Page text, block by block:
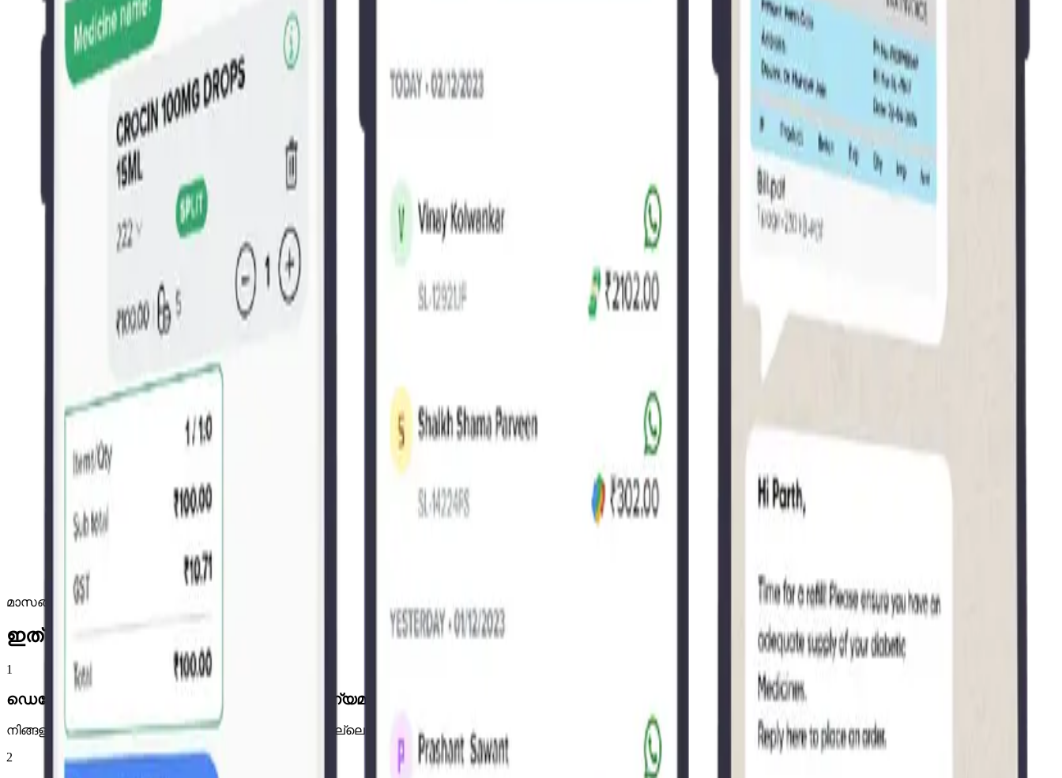
ബാർകോഡ് സ്കാനിംഗ്
ഇൻവെന്ററിക്കും വിൽപ്പനയ്ക്കും നിങ്ങളുടെ ഫോൺ ക്യാമറ ഉപയോഗിക്കുക.
ചാറ്റ്-ശൈലിയിലുള്ള ബില്ലിംഗ്
ഒരു സന്ദേശം അയയ്ക്കുന്നത്ര എളുപ്പത്തിൽ ഇൻവോയ്സുകൾ സൃഷ്ടിക്കുക.
തൽക്ഷണ ഡിജിറ്റൽ രസീതുകൾ
ഒറ്റ ടാപ്പിൽ ഉപഭോക്താക്കളുമായി ബില്ലുകൾ പങ്കിടുക.
ബഹുഭാഷാ പിന്തുണ
നിങ്ങൾക്ക് സൗകര്യപ്രദമായ ഭാഷയിൽ പ്രവർത്തിക്കുക.
ബ്രാൻഡഡ് ബില്ലുകൾ
നിങ്ങളുടെ ലോഗോയും തീമും ഉപയോഗിച്ച് ഇൻവോയ്സുകൾ ഇഷ്ടാനുസൃതമാക്കുക.
തത്സമയ ഇൻവെന്ററി
നിങ്ങളുടെ ഫോണിൽ നിന്നുപോലും സ്റ്റോക്ക് കൃത്യമായി നിലനിൽക്കുന്നു.
സുരക്ഷയ്ക്കായി നിങ്ങളുടെ ലോക്കൽ നെറ്റ്‌വർക്കിൽ പ്രവർത്തിക്കുന്നു.
മാസങ്ങളല്ല, ദിവസങ്ങൾക്കുള്ളിൽ സജ്ജം
ഇത് എങ്ങനെ പ്രവർത്തിക്കുന്നു
1
ഡെമോ ബുക്ക് ചെയ്യുക അല്ലെങ്കിൽ സൗജന്യമായി ആരംഭിക്കുക
നിങ്ങളുടെ സ്വന്തം ഡാറ്റയിൽ Pharmacy Pro കാണുക, അല്ലെങ്കിൽ നേരിട്ട് സൗജന്യ 7-ദിവസ ട്രയലിലേക്ക് കടക്കുക.
2